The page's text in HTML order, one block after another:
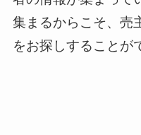
集まるからこそ、売
をお探しすることが